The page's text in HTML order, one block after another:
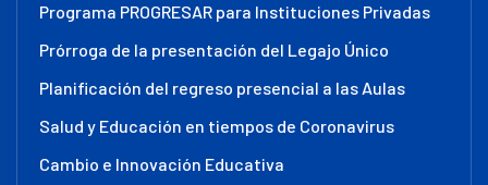
Programa PROGRESAR para Instituciones Privadas
Prórroga de la presentación del Legajo Único
Planificación del regreso presencial a las Aulas
Salud y Educación en tiempos de Coronavirus
Cambio e Innovación Educativa